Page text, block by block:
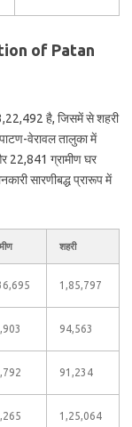
of Patan
है, जिसमें से शहरी
वेरावल तालुका में
22,841 ग्रामीण घर
सारणीबद्ध प्रारूप में
शहरी
1,85,797
94,563
91,234
1,25,064